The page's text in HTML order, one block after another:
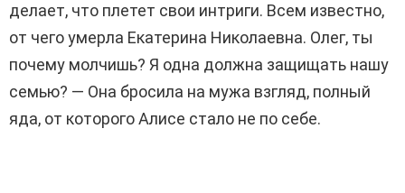
делает, что плетет свои интриги. Всем известно,
от чего умерла Екатерина Николаевна. Олег, ты
почему молчишь? Я одна должна защищать нашу
семью? — Она бросила на мужа взгляд, полный
яда, от которого Алисе стало не по себе.